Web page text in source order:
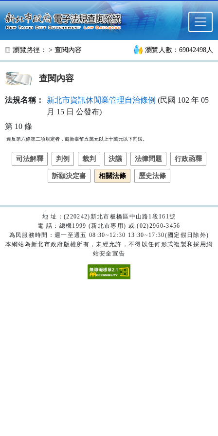
跳至主要內容
瀏覽路徑： > 查閱內容 瀏覽人數：69042498人
查閱內容
法規名稱： 新北市資訊休閒業管理自治條例 (民國 102 年 05
月 15 日 公發布)
第 10 條
違反第六條第二項規定者，處新臺幣五萬元以上十萬元以下罰鍰。
司法解釋 判例 裁判 決議 法律問題 行政函釋
訴願決定書 相關法條 歷史法條
地 址：(220242)新北市板橋區中山路1段161號
電 話：總機1999 (新北市專用) 或 (02)2960-3456
為民服務時間：週一至週五 08:30~12:30 13:30~17:30(國定假日除外)
本網站為新北市政府版權所有，未經允許，不得以任何形式複製和採用網
站安全宣告